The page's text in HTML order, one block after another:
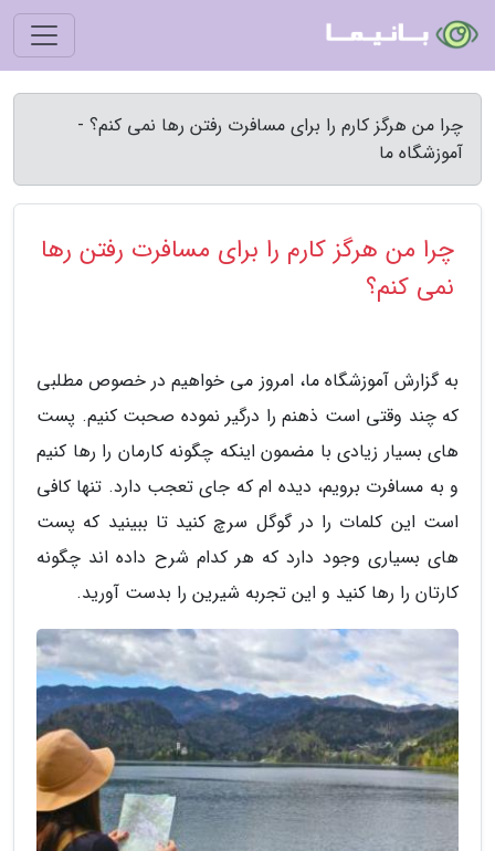
چرا من هرگز کارم را برای مسافرت رفتن رها نمی کنم؟ -
آموزشگاه ما
چرا من هرگز کارم را برای مسافرت رفتن رها
نمی کنم؟
به گزارش آموزشگاه ما، امروز می خواهیم در خصوص مطلبی
که چند وقتی است ذهنم را درگیر نموده صحبت کنیم. پست
های بسیار زیادی با مضمون اینکه چگونه کارمان را رها کنیم
و به مسافرت برویم، دیده ام که جای تعجب دارد. تنها کافی
است این کلمات را در گوگل سرچ کنید تا ببینید که پست
های بسیاری وجود دارد که هر کدام شرح داده اند چگونه
کارتان را رها کنید و این تجربه شیرین را بدست آورید.